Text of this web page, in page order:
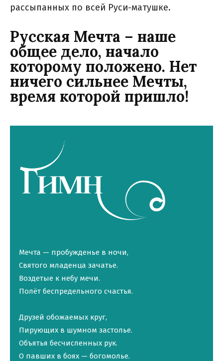
рассыпанных по всей Руси-матушке.
Русская Мечта – наше
общее дело, начало
которому положено. Нет
ничего сильнее Мечты,
время которой пришло!
Мечта — пробужденье в ночи,
Святого младенца зачатье.
Воздетые к небу мечи.
Полёт беспредельного счастья.
Друзей обожаемых круг,
Пирующих в шумном застолье.
Объятья бесчисленных рук.
О павших в боях — богомолье.